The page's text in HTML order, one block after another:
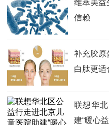
维萃美益
信赖
补充胶原
白肽更适
联想华
建“暖心